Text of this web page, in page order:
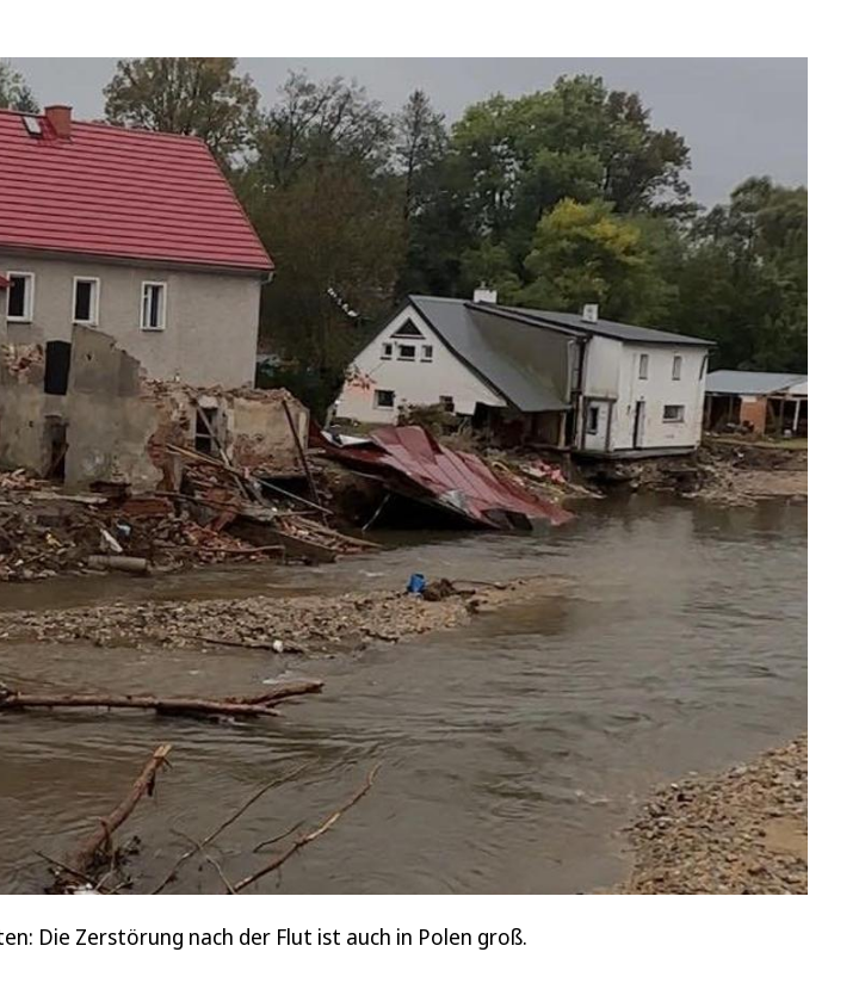
Die Zerstörung nach der Flut ist auch in Polen groß.